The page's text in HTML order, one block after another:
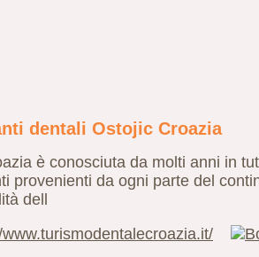
dentali Ostojic Croazia
è conosciuta da molti anni in
provenienti da ogni parte del
dell
www.turismodentalecroazia.it/